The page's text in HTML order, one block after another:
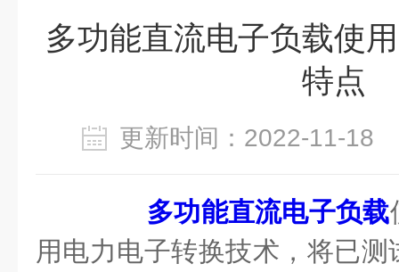
多功能直流电子负载使
特点
更新时间：2022-11-
多功能直流电子负载
用电力电子转换技术，将已